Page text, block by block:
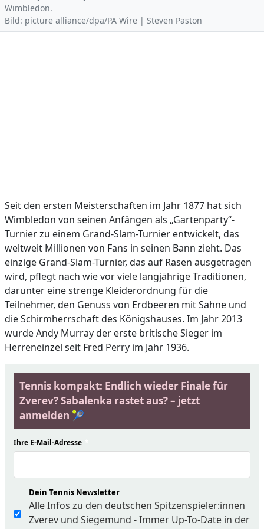
Wimbledon.
Bild: picture alliance/dpa/PA Wire | Steven Paston
Seit den ersten Meisterschaften im Jahr 1877 hat sich
Wimbledon von seinen Anfängen als „Gartenparty“-
Turnier zu einem Grand-Slam-Turnier entwickelt, das
weltweit Millionen von Fans in seinen Bann zieht. Das
einzige Grand-Slam-Turnier, das auf Rasen ausgetragen
wird, pflegt nach wie vor viele langjährige Traditionen,
darunter eine strenge Kleiderordnung für die
Teilnehmer, den Genuss von Erdbeeren mit Sahne und
die Schirmherrschaft des Königshauses. Im Jahr 2013
wurde Andy Murray der erste britische Sieger im
Herreneinzel seit Fred Perry im Jahr 1936.
Tennis kompakt: Endlich wieder Finale für
Zverev? Sabalenka rastet aus? – jetzt
anmelden 🎾
Ihre E-Mail-Adresse
Dein Tennis Newsletter
Alle Infos zu den deutschen Spitzenspieler:innen
Zverev und Siegemund - Immer Up-To-Date in der